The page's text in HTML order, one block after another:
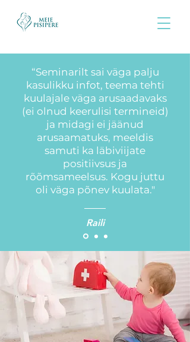
“Seminarilt sai väga palju
kasulikku infot, teema tehti
kuulajale väga arusaadavaks
(ei olnud keerulisi termineid)
ja midagi ei jäänud
arusaamatuks, meeldis
samuti ka läbiviijate
positiivsus ja
rõõmsameelsus. Kogu juttu
oli väga põnev kuulata."
Raili